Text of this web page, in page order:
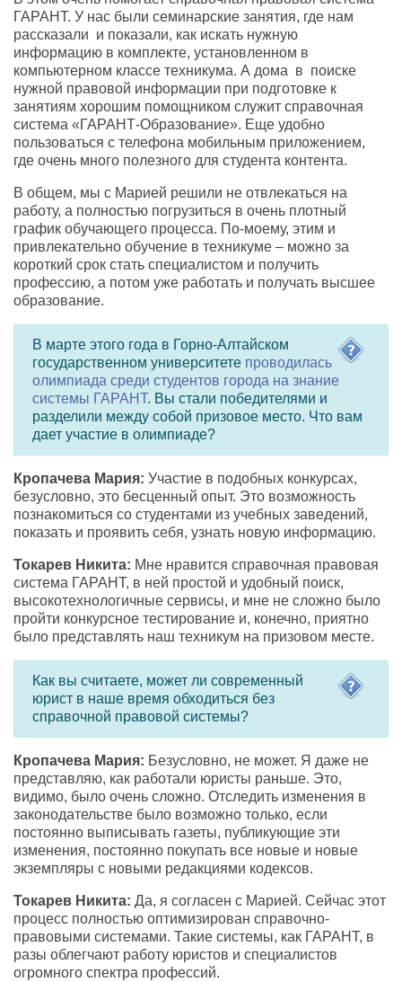
ГАРАНТ. У нас были семинарские занятия, где нам
рассказали и показали, как искать нужную
информацию в комплекте, установленном в
компьютерном классе техникума. А дома в поиске
нужной правовой информации при подготовке к
занятиям хорошим помощником служит справочная
система «ГАРАНТ-Образование». Еще удобно
пользоваться с телефона мобильным приложением,
где очень много полезного для студента контента.
В общем, мы с Марией решили не отвлекаться на
работу, а полностью погрузиться в очень плотный
график обучающего процесса. По-моему, этим и
привлекательно обучение в техникуме – можно за
короткий срок стать специалистом и получить
профессию, а потом уже работать и получать высшее
образование.
В марте этого года в Горно-Алтайском
государственном университете проводилась
олимпиада среди студентов города на знание
системы ГАРАНТ. Вы стали победителями и
разделили между собой призовое место. Что вам
дает участие в олимпиаде?
Кропачева Мария: Участие в подобных конкурсах,
безусловно, это бесценный опыт. Это возможность
познакомиться со студентами из учебных заведений,
показать и проявить себя, узнать новую информацию.
Токарев Никита: Мне нравится справочная правовая
система ГАРАНТ, в ней простой и удобный поиск,
высокотехнологичные сервисы, и мне не сложно было
пройти конкурсное тестирование и, конечно, приятно
было представлять наш техникум на призовом месте.
Как вы считаете, может ли современный
юрист в наше время обходиться без
справочной правовой системы?
Кропачева Мария: Безусловно, не может. Я даже не
представляю, как работали юристы раньше. Это,
видимо, было очень сложно. Отследить изменения в
законодательстве было возможно только, если
постоянно выписывать газеты, публикующие эти
изменения, постоянно покупать все новые и новые
экземпляры с новыми редакциями кодексов.
Токарев Никита: Да, я согласен с Марией. Сейчас этот
процесс полностью оптимизирован справочно-
правовыми системами. Такие системы, как ГАРАНТ, в
разы облегчают работу юристов и специалистов
огромного спектра профессий.